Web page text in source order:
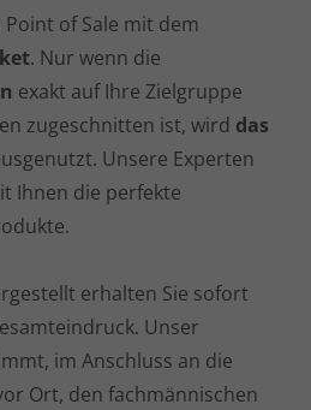
of Sale mit dem
. Nur wenn die
exakt auf Ihre Zielgruppe
zugeschnitten ist, wird das
Unsere Experten
Ihnen die perfekte
erhalten Sie sofort
Unser
im Anschluss an die
Ort, den fachmännischen